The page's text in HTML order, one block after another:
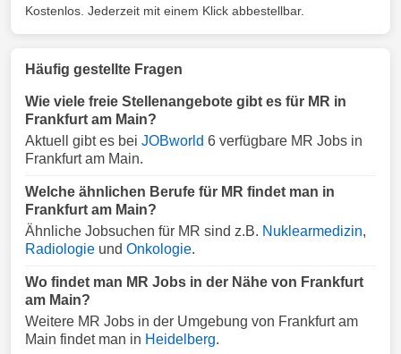
Kostenlos. Jederzeit mit einem Klick abbestellbar.
Häufig gestellte Fragen
Wie viele freie Stellenangebote gibt es für MR in
Frankfurt am Main?
Aktuell gibt es bei JOBworld 6 verfügbare MR Jobs in
Frankfurt am Main.
Welche ähnlichen Berufe für MR findet man in
Frankfurt am Main?
Ähnliche Jobsuchen für MR sind z.B. Nuklearmedizin,
Radiologie und Onkologie.
Wo findet man MR Jobs in der Nähe von Frankfurt
am Main?
Weitere MR Jobs in der Umgebung von Frankfurt am
Main findet man in Heidelberg.